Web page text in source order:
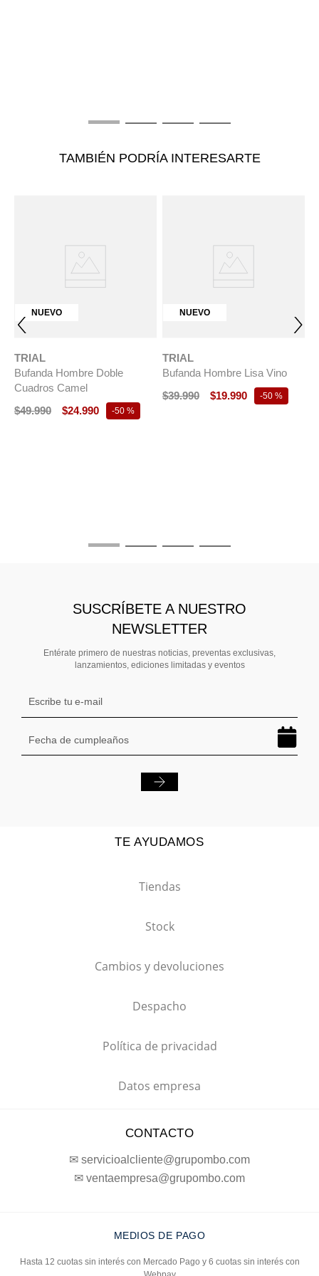
TAMBIÉN PODRÍA INTERESARTE
NUEVO
TRIAL
Bufanda Hombre Doble
Cuadros Camel
$49.990 $24.990 -50 %
NUEVO
TRIAL
Bufanda Hombre Lisa Vino
$39.990 $19.990 -50 %
SUSCRÍBETE A NUESTRO
NEWSLETTER
Entérate primero de nuestras noticias, preventas exclusivas,
lanzamientos, ediciones limitadas y eventos
TE AYUDAMOS
Tiendas
Stock
Cambios y devoluciones
Despacho
Política de privacidad
Datos empresa
CONTACTO
✉ servicioalcliente@grupombo.com
✉ ventaempresa@grupombo.com
MEDIOS DE PAGO
Hasta 12 cuotas sin interés con Mercado Pago y 6 cuotas sin interés con